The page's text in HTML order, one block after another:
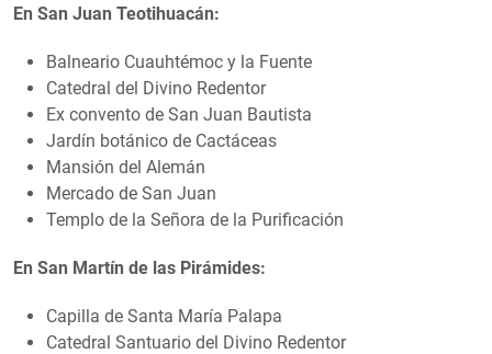
En San Juan Teotihuacán:
Balneario Cuauhtémoc y la Fuente
Catedral del Divino Redentor
Ex convento de San Juan Bautista
Jardín botánico de Cactáceas
Mansión del Alemán
Mercado de San Juan
Templo de la Señora de la Purificación
En San Martín de las Pirámides:
Capilla de Santa María Palapa
Catedral Santuario del Divino Redentor